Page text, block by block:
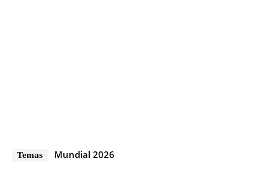
Temas Mundial 2026